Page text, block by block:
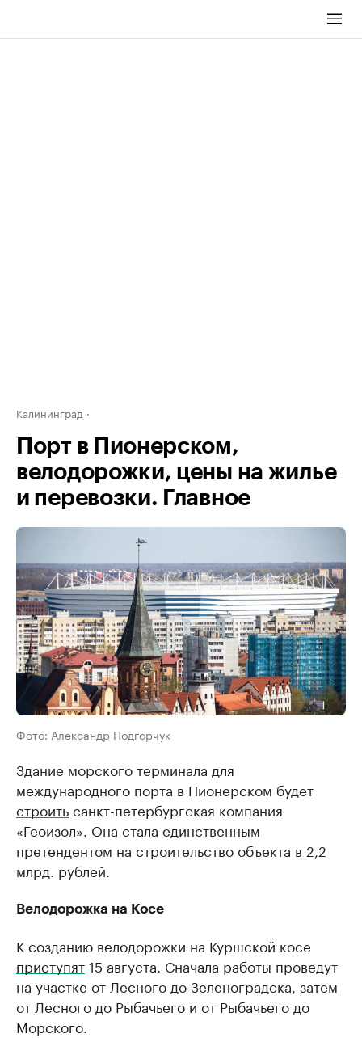
Калининград
Порт в Пионерском,
велодорожки, цены на жилье
и перевозки. Главное
Фото: Александр Подгорчук
Здание морского терминала для
международного порта в Пионерском будет
строитьсанкт-петербургская компания
«Геоизол». Она стала единственным
претендентом на строительство объекта в 2,2
млрд. рублей.
Велодорожка на Косе
К созданию велодорожки на Куршской косе
приступят15 августа. Сначала работы проведут
на участке от Лесного до Зеленоградска, затем
от Лесного до Рыбачьего и от Рыбачьего до
Морского.